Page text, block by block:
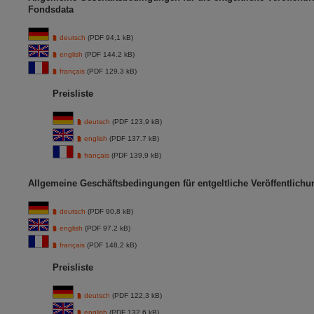
Fondsdata
deutsch (PDF 94,1 kB)
english (PDF 144.2 kB)
français (PDF 129,3 kB)
Preisliste
deutsch (PDF 123,9 kB)
english (PDF 137.7 kB)
français (PDF 139,9 kB)
Allgemeine Geschäftsbedingungen für entgeltliche
deutsch (PDF 90,8 kB)
english (PDF 97.2 kB)
français (PDF 148,2 kB)
Preisliste
deutsch (PDF 122,3 kB)